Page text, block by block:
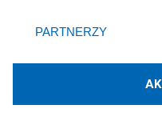
Technologię
zmienić/wycofać klikając
znajdujący się w lewym
rodzaje przetwarzania
użytkownika, ale masz
PARTNERZY